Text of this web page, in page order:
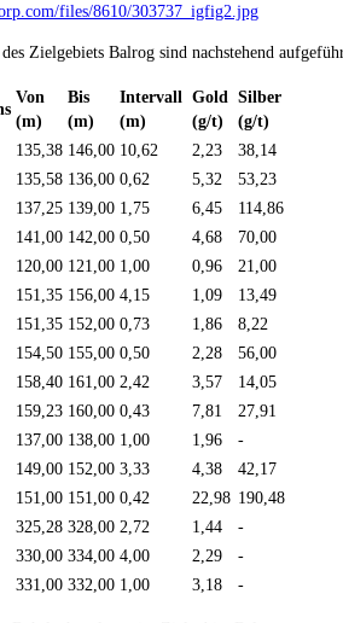
files/8610/303737_igfig2.jpg
Zielgebiets Balrog sind nachstehend
Von
(m)
Bis
(m)
Intervall
(m)
Gold
(g/t)
Silber
(g/t)
135,38 146,00 10,62 2,23
38,14
135,58 136,00 0,62 5,32
53,23
137,25 139,00 1,75 6,45
114,86
141,00 142,00 0,50 4,68
70,00
120,00 121,00 1,00 0,96
21,00
151,35 156,00 4,15 1,09
13,49
151,35 152,00 0,73 1,86
8,22
154,50 155,00 0,50 2,28
56,00
158,40 161,00 2,42 3,57
14,05
159,23 160,00 0,43 7,81
27,91
137,00 138,00 1,00 1,96
-
149,00 152,00 3,33 4,38
42,17
151,00 151,00 0,42 22,98 190,48
325,28 328,00 2,72 1,44
-
330,00 334,00 4,00 2,29
-
331,00 332,00 1,00 3,18 -